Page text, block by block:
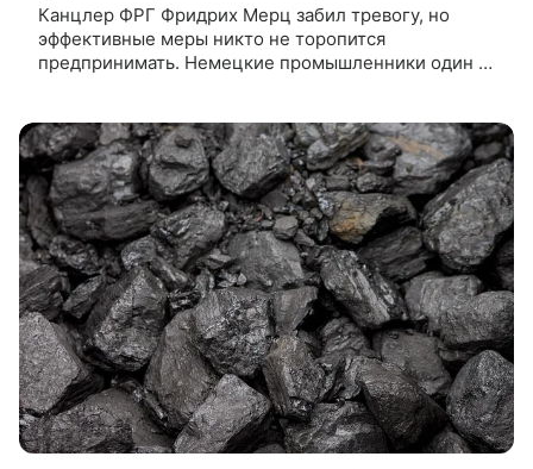
Канцлер ФРГ Фридрих Мерц забил тревогу, но
эффективные меры никто не торопится
предпринимать. Немецкие промышленники один за